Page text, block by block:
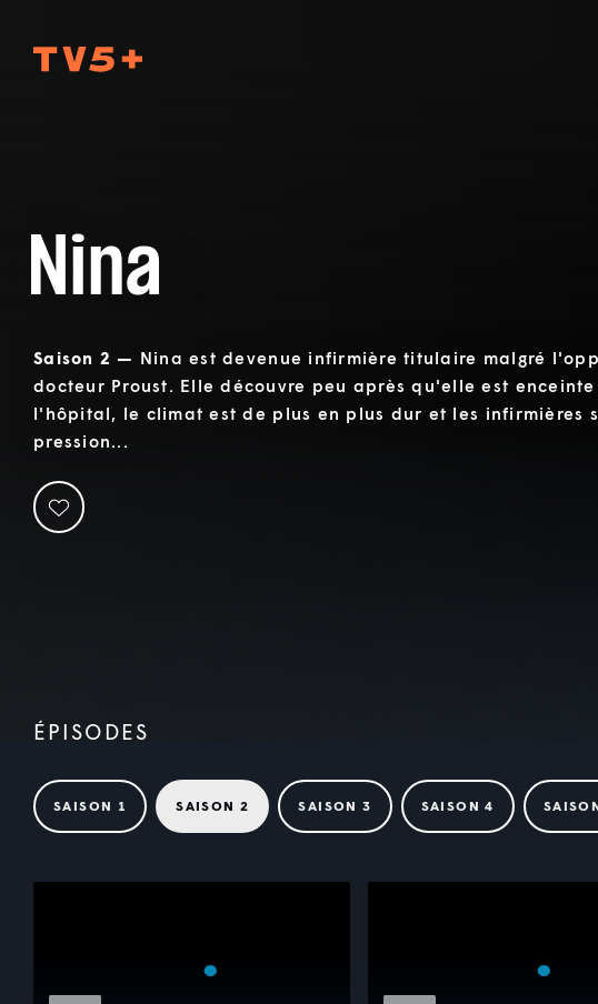
Nina
Saison 2 — Nina est devenue infirmière titulaire malgré
docteur Proust. Elle découvre peu après qu'elle est enceinte
l'hôpital, le climat est de plus en plus dur et les infirmières
pression...
ÉPISODES
SAISON 1 SAISON 2 SAISON 3 SAISON 4